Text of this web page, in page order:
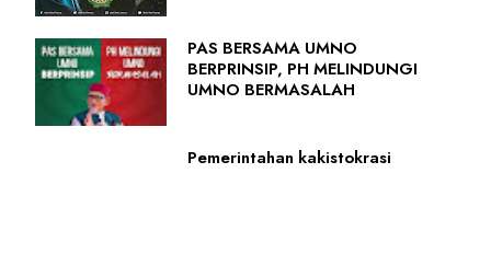
PAS BERSAMA UMNO
BERPRINSIP, PH MELINDUNGI
UMNO BERMASALAH
Pemerintahan kakistokrasi